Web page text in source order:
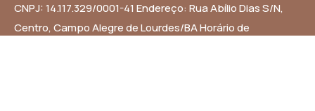
CNPJ: 14.117.329/0001-41 Endereço: Rua Abílio Dias S/N,
Centro, Campo Alegre de Lourdes/BA Horário de